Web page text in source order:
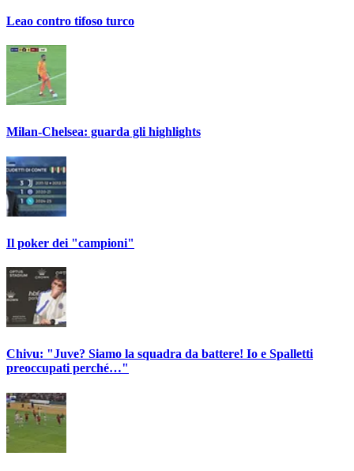
Leao contro tifoso turco
Milan-Chelsea: guarda gli highlights
Il poker dei "campioni"
Chivu: "Juve? Siamo la squadra da battere! Io e Spalletti
preoccupati perché…"